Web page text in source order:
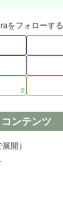
をフォローする
0
コンテンツ
開）